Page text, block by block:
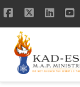
Facebook
X